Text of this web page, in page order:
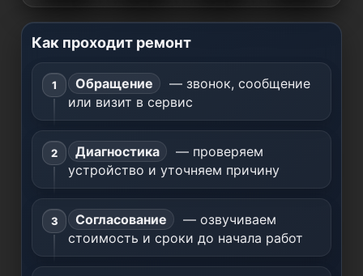
Как проходит ремонт
Обращение
— звонок, сообщение
или визит в сервис
Диагностика
— проверяем
устройство и уточняем причину
Согласование
— озвучиваем
стоимость и сроки до начала работ